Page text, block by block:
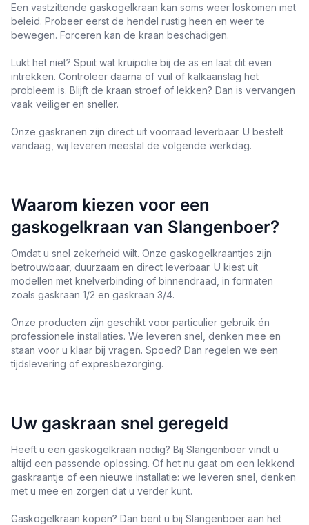
Een vastzittende gaskogelkraan kan soms weer loskomen met
beleid. Probeer eerst de hendel rustig heen en weer te
bewegen. Forceren kan de kraan beschadigen.
Lukt het niet? Spuit wat kruipolie bij de as en laat dit even
intrekken. Controleer daarna of vuil of kalkaanslag het
probleem is. Blijft de kraan stroef of lekken? Dan is vervangen
vaak veiliger en sneller.
Onze gaskranen zijn direct uit voorraad leverbaar. U bestelt
vandaag, wij leveren meestal de volgende werkdag.
Waarom kiezen voor een
gaskogelkraan van Slangenboer?
Omdat u snel zekerheid wilt. Onze gaskogelkraantjes zijn
betrouwbaar, duurzaam en direct leverbaar. U kiest uit
modellen met knelverbinding of binnendraad, in formaten
zoals gaskraan 1/2 en gaskraan 3/4.
Onze producten zijn geschikt voor particulier gebruik én
professionele installaties. We leveren snel, denken mee en
staan voor u klaar bij vragen. Spoed? Dan regelen we een
tijdslevering of expresbezorging.
Uw gaskraan snel geregeld
Heeft u een gaskogelkraan nodig? Bij Slangenboer vindt u
altijd een passende oplossing. Of het nu gaat om een lekkend
gaskraantje of een nieuwe installatie: we leveren snel, denken
met u mee en zorgen dat u verder kunt.
Gaskogelkraan kopen? Dan bent u bij Slangenboer aan het